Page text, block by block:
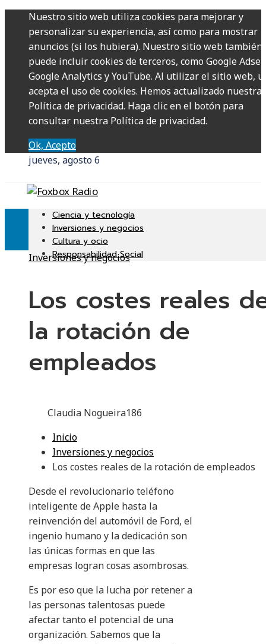
Nuestro sitio web utiliza cookies para mejorar y
personalizar su experiencia, así como para mostrar
anuncios (si los hubiera). Nuestro sitio web también
puede incluir cookies de terceros, como Google
Google Analytics y YouTube. Al utilizar el sitio web,
acepta el uso de cookies. Hemos actualizado nuestra
Política de privacidad. Haga clic en el botón para
consultar nuestra Política de privacidad.
Ok, Acepto
jueves, agosto 6
Ciencia y tecnología
Inversiones y negocios
Cultura y ocio
Responsabilidad Social
Inversiones y negocios
Los costes reales
la rotación de
empleados
Claudia Nogueira186
Inicio
Inversiones y negocios
Los costes reales de la rotación de empleados
Desde el revolucionario teléfono
inteligente de Apple hasta la
reinvención del automóvil de Ford, el
ingenio humano y la dedicación son
las únicas formas en que las
empresas logran cosas asombrosas.
Es por eso que la lucha por retener a
las personas talentosas puede
afectar tanto el potencial de una
organización. Sabemos que la